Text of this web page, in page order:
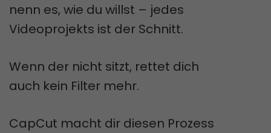
nenn es, wie du willst – jedes
Videoprojekts ist der Schnitt.
Wenn der nicht sitzt, rettet dich
auch kein Filter mehr.
CapCut macht dir diesen Prozess